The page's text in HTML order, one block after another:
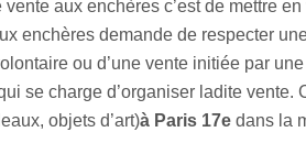
vente aux enchères c’est de mettre
enchères demande de respecter
ou d’une vente initiée par
se charge d’organiser ladite
objets d’art)à Paris 17e dans la